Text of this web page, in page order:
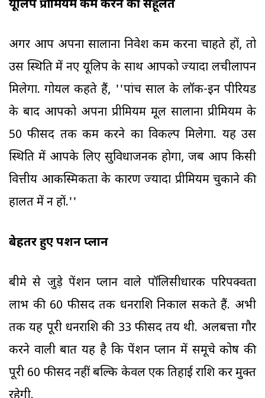
यूलिप प्रीमियम कम करने की सहूलत
अगर आप अपना सालाना निवेश कम करना चाहते हों, तो
उस स्थिति में नए यूलिप के साथ आपको ज्यादा लचीलापन
मिलेगा. गोयल कहते हैं, ''पांच साल के लॉक-इन पीरियड
के बाद आपको अपना प्रीमियम मूल सालाना प्रीमियम के
50 फीसद तक कम करने का विकल्प मिलेगा. यह उस
स्थिति में आपके लिए सुविधाजनक होगा, जब आप किसी
वित्तीय आकस्मिकता के कारण ज्यादा प्रीमियम चुकाने की
हालत में न हों.''
बेहतर हुए पेंशन प्लान
बीमे से जुड़े पेंशन प्लान वाले पॉलिसीधारक परिपक्वता
लाभ की 60 फीसद तक धनराशि निकाल सकते हैं. अभी
तक यह पूरी धनराशि की 33 फीसद तय थी. अलबत्ता गौर
करने वाली बात यह है कि पेंशन प्लान में समूचे कोष की
पूरी 60 फीसद नहीं बल्कि केवल एक तिहाई राशि कर मुक्त